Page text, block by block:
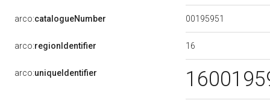
arco:catalogueNumber 00195951
arco:regionIdentifier 16
arco:uniqueIdentifier